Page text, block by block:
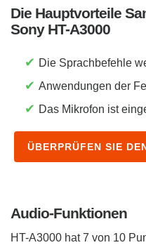
Die Hauptvorteile
Sony HT-A3000
✔ Die Sprachbefehle
✔ Anwendungen der
✔ Das Mikrofon ist
ÜBERPRÜFEN SIE
Audio-Funktionen
HT-A3000 hat 7 von 10